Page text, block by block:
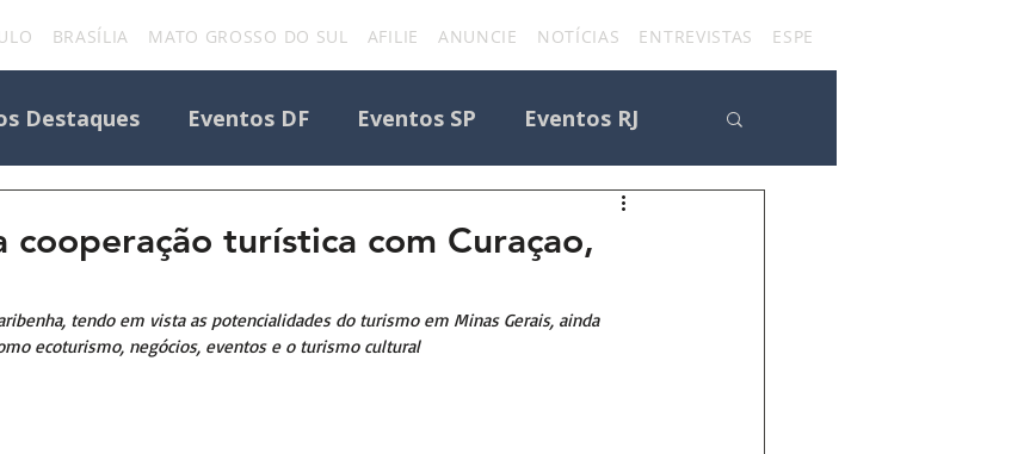
BRASÍLIA MATO GROSSO DO SUL AFILIE ANUNCIE NOTÍCIAS ENTREVISTAS ESPECIAIS
Destaques Eventos DF Eventos SP Eventos RJ
uniforcafm Notícias sobre eventos
cooperação turística com Curaçao,
tendo em vista as potencialidades do turismo em Minas Gerais, ainda
ecoturismo, negócios, eventos e o turismo cultural